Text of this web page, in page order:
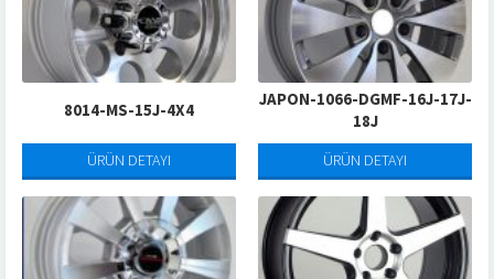
8014-MS-15J-4X4
ÜRÜN DETAYI
JAPON-1066-DGMF-16J-17J-
18J
ÜRÜN DETAYI